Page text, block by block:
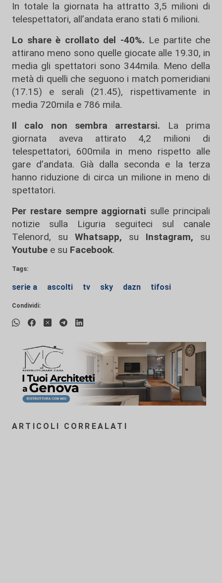
In totale la giornata ha attratto 3,5 milioni di
telespettatori, all’andata erano stati 6 milioni.
Lo share è crollato del -40%. Le partite che
attirano meno sono quelle giocate alle 19.30, in
media gli spettatori sono 344mila. Meno della
metà di quelli che seguono i match pomeridiani
(17.15) e serali (21.45), rispettivamente in
media 720mila e 786 mila.
Il calo non sembra arrestarsi. La prima
giornata aveva attirato 4,2 milioni di
telespettatori, 600mila in meno rispetto alle
gare d’andata. Già dalla seconda e la terza
hanno riduzione di circa un milione in meno di
spettatori.
Per restare sempre aggiornati sulle principali
notizie sulla Liguria seguiteci sul canale
Telenord, su
Whatsapp, su Instagram, su
Youtube e su Facebook.
Tags:
serie a ascolti tv sky dazn tifosi
Condividi:
ARTICOLI CORREALATI